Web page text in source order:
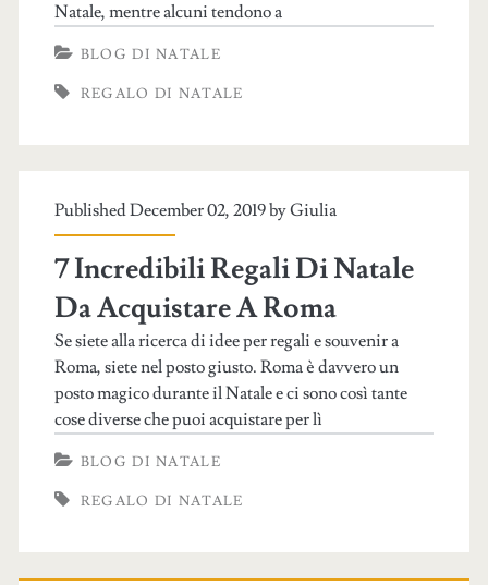
Natale, mentre alcuni tendono a
BLOG DI NATALE
REGALO DI NATALE
Published December 02, 2019 byGiulia
7 Incredibili Regali Di Natale
Da Acquistare A Roma
Se siete alla ricerca di idee per regali e souvenir a
Roma, siete nel posto giusto. Roma è davvero un
posto magico durante il Natale e ci sono così tante
cose diverse che puoi acquistare per lì
BLOG DI NATALE
REGALO DI NATALE